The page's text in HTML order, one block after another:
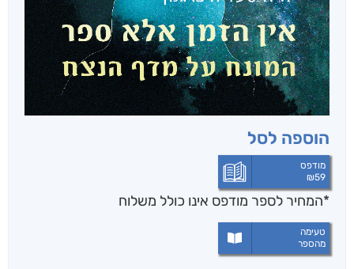
הוספה לסל
מודפס
₪59
*המחיר לספר מודפס אינו כולל משלוח
טעימה
מהספר